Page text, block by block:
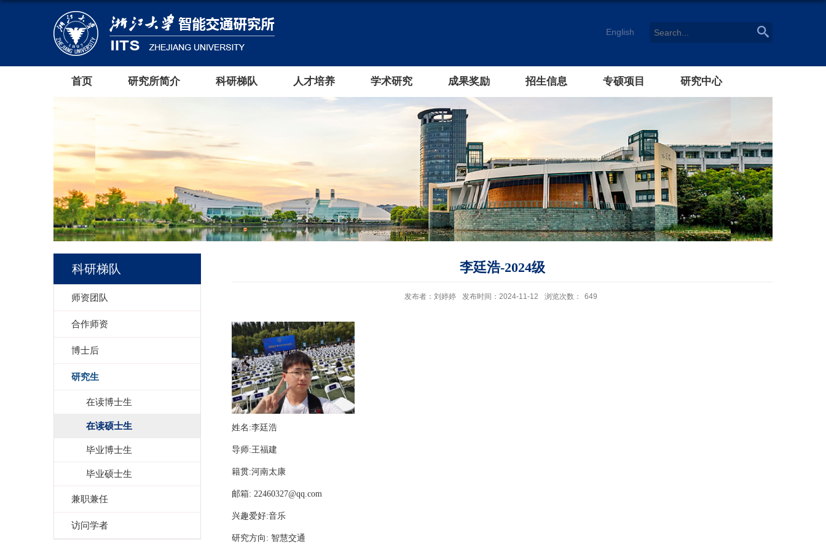
English
首页 研究所简介 科研梯队 人才培养 学术研究 成果奖励 招生信息 专硕项目 研究中心
科研梯队
师资团队
合作师资
博士后
研究生
在读博士生
在读硕士生
毕业博士生
毕业硕士生
兼职兼任
访问学者
李廷浩-2024级
发布者：刘婷婷 发布时间：2024-11-12 浏览次数： 649
姓名:李廷浩
导师:王福建
籍贯:河南太康
邮箱: 22460327@qq.com
兴趣爱好:音乐
研究方向: 智慧交通